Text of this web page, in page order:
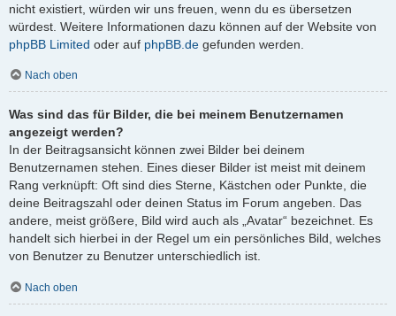
nicht existiert, würden wir uns freuen, wenn du es übersetzen
würdest. Weitere Informationen dazu können auf der Website von
phpBB Limited oder auf phpBB.de gefunden werden.
Nach oben
Was sind das für Bilder, die bei meinem Benutzernamen
angezeigt werden?
In der Beitragsansicht können zwei Bilder bei deinem
Benutzernamen stehen. Eines dieser Bilder ist meist mit deinem
Rang verknüpft: Oft sind dies Sterne, Kästchen oder Punkte, die
deine Beitragszahl oder deinen Status im Forum angeben. Das
andere, meist größere, Bild wird auch als „Avatar“ bezeichnet. Es
handelt sich hierbei in der Regel um ein persönliches Bild, welches
von Benutzer zu Benutzer unterschiedlich ist.
Nach oben